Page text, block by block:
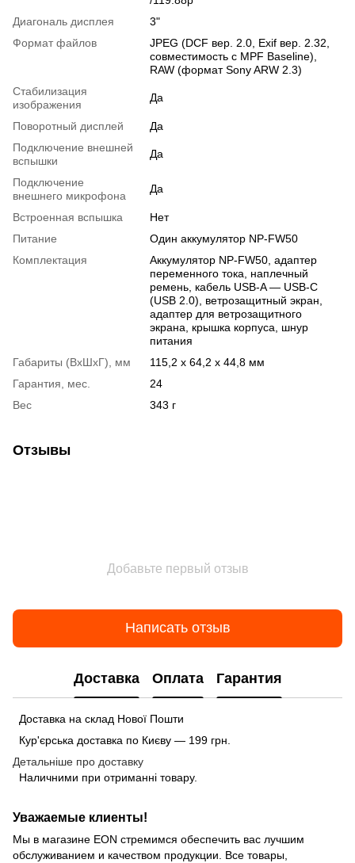
Диагональ дисплея
3"
Формат файлов
JPEG (DCF вер. 2.0, Exif вер. 2.32,
совместимость с MPF Baseline),
RAW (формат Sony ARW 2.3)
Стабилизация
изображения
Да
Поворотный дисплей
Да
Подключение внешней
вспышки
Да
Подключение
внешнего микрофона
Да
Встроенная вспышка
Нет
Питание
Один аккумулятор NP-FW50
Комплектация
Аккумулятор NP-FW50, адаптер
переменного тока, наплечный
ремень, кабель USB-A — USB-C
(USB 2.0), ветрозащитный экран,
адаптер для ветрозащитного
экрана, крышка корпуса, шнур
питания
Габариты (ВхШхГ), мм
115,2 x 64,2 x 44,8 мм
Гарантия, мес.
24
Вес
343 г
Отзывы
Добавьте первый отзыв
Написать отзыв
Доставка Оплата Гарантия
Доставка на склад Нової Пошти
Кур'єрська доставка по Києву — 199 грн.
Детальніше про доставку
Наличними при отриманні товару.
Уважаемые клиенты!
Мы в магазине EON стремимся обеспечить вас лучшим
обслуживанием и качеством продукции. Все товары,